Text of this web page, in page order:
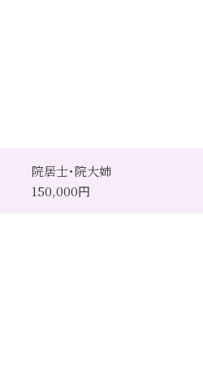
院居士･院大姉
150,000円